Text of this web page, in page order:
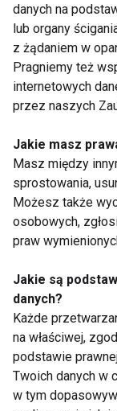
elastyczność, a
akomodację
problemy z
Odruchowo
odsuwamy
korygują one
pośrednim –
MIT:
Soczewki są
dzięki adhezji.
lub ciało obce
soczewka
przemieści się,
wypadnie, jest
soczewek z
danych na
lub organy
z żądaniem w
Pragniemy też
internetowych
przez naszych
Jakie masz
Masz między
sprostowania,
Możesz także
osobowych,
praw
Jakie są
danych?
Każde
na właściwej,
podstawie
Twoich danych w
w tym